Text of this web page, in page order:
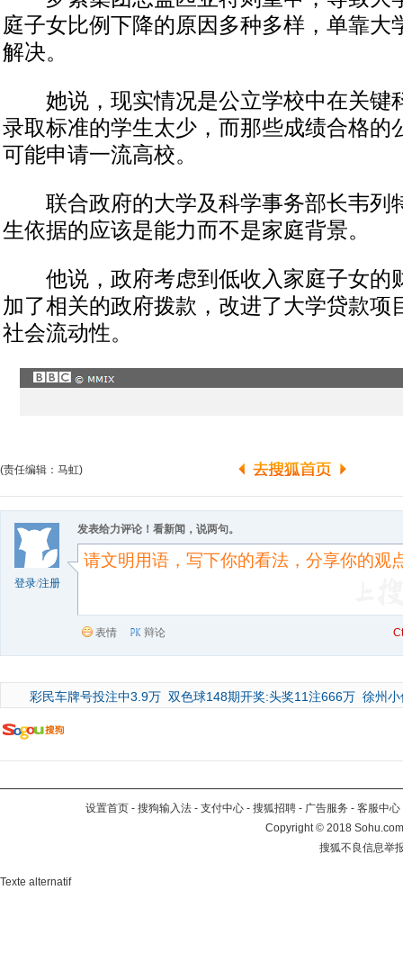
庭子女比例下降的原因多种多样，单靠大
解决。
她说，现实情况是公立学校中在关键
录取标准的学生太少，而那些成绩合格的
可能申请一流高校。
联合政府的大学及科学事务部长韦列
生依据的应该是能力而不是家庭背景。
他说，政府考虑到低收入家庭子女的
加了相关的政府拨款，改进了大学贷款项
社会流动性。
(责任编辑：马虹)
登录/注册
发表给力评论！看新闻，说两句。
表情 辩论
彩民车牌号投注中3.9万 双色球148期开奖:头奖11注666万 徐州
设置首页 - 搜狗输入法 - 支付中心 - 搜狐招聘 - 广告服务 - 客服中心
Copyright©2018
搜狐不良信息举
Texte alternatif